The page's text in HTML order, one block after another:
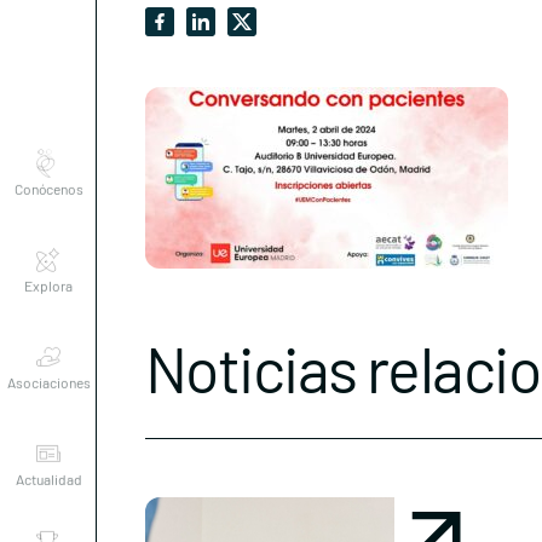
Conócenos
Explora
Asociaciones
Actualidad
Noticias